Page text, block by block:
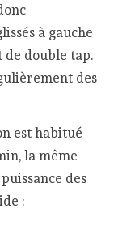
à gauche
de double tap.
des
est habitué
la même
des
: